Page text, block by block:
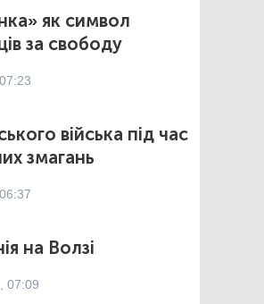
як символ
за свободу
війська під час
змагань
на Волзі
07:09